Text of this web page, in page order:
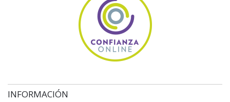
INFORMACIÓN